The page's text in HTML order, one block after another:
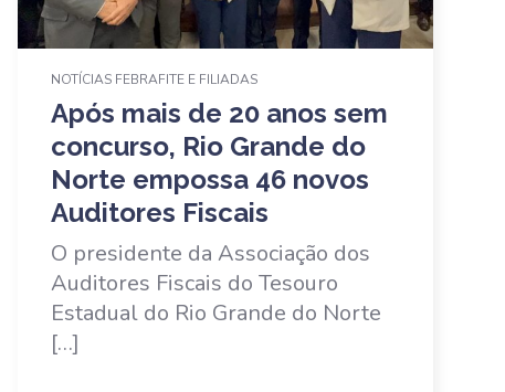
NOTÍCIAS FEBRAFITE E FILIADAS
Após mais de 20 anos sem
concurso, Rio Grande do
Norte empossa 46 novos
Auditores Fiscais
O presidente da Associação dos
Auditores Fiscais do Tesouro
Estadual do Rio Grande do Norte
[…]